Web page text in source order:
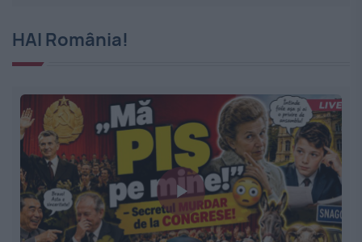
HAI România!